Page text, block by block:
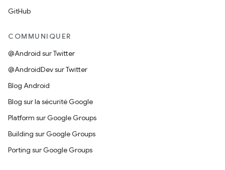
GitHub
COMMUNIQUER
@Android sur Twitter
@AndroidDev sur Twitter
Blog Android
Blog sur la sécurité Google
Platform sur Google Groups
Building sur Google Groups
Porting sur Google Groups